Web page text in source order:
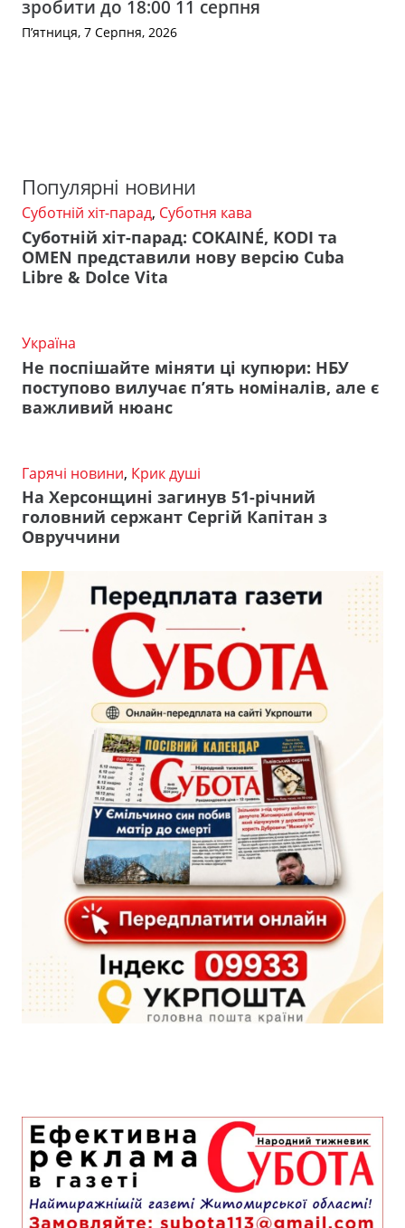
зробити до 18:00 11 серпня
П’ятниця, 7 Серпня, 2026
Популярні новини
Суботній хіт-парад, Суботня кава
Суботній хіт-парад: COKAINÉ, KODI та
OMEN представили нову версію Cuba
Libre & Dolce Vita
Україна
Не поспішайте міняти ці купюри: НБУ
поступово вилучає п’ять номіналів, але є
важливий нюанс
Гарячі новини, Крик душі
На Херсонщині загинув 51-річний
головний сержант Сергій Капітан з
Овруччини